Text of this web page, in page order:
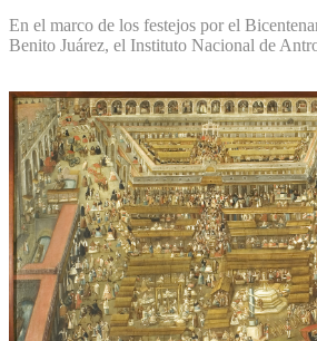
En el marco de los festejos por el
Benito Juárez, el Instituto Nacional de